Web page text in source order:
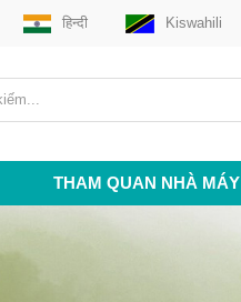
हिन्दी Kiswahili
THAM QUAN NHÀ MÁY